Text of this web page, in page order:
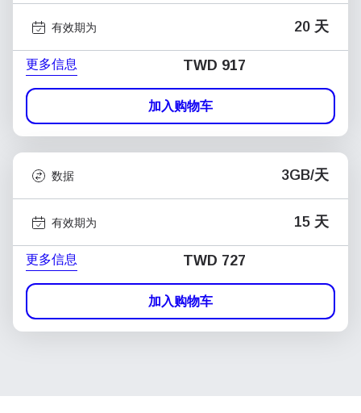
有效期为 20 天
更多信息 TWD 917
加入购物车
数据 3GB/天
有效期为 15 天
更多信息 TWD 727
加入购物车